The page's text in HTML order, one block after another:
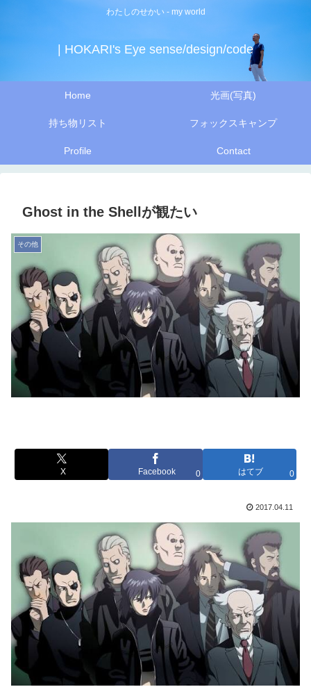
わたしのせかい - my world
| HOKARI's Eye sense/design/code
Home 光画(写真)
持ち物リスト フォックスキャンプ
Profile Contact
Ghost in the Shellが観たい
その他
X Facebook 0 はてブ 0
2017.04.11